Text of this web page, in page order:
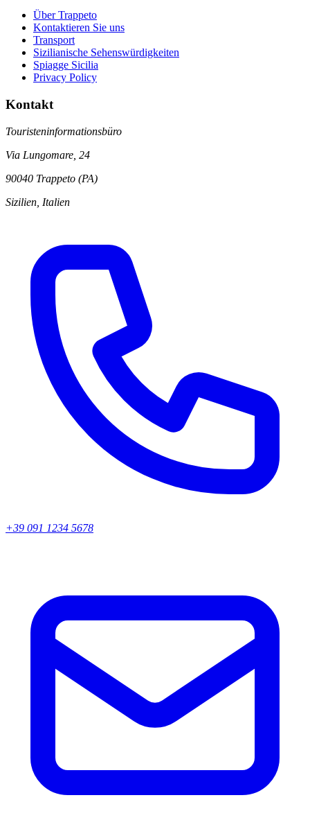
Über Trappeto
Kontaktieren Sie uns
Transport
Sizilianische Sehenswürdigkeiten
Spiagge Sicilia
Privacy Policy
Kontakt
Touristeninformationsbüro
Via Lungomare, 24
90040 Trappeto (PA)
Sizilien, Italien
+39 091 1234 5678